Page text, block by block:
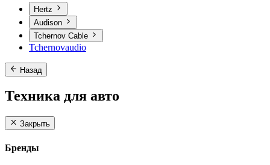
Hertz
Audison
Tchernov Cable
Tchernovaudio
Назад
Техника для авто
Закрыть
Бренды